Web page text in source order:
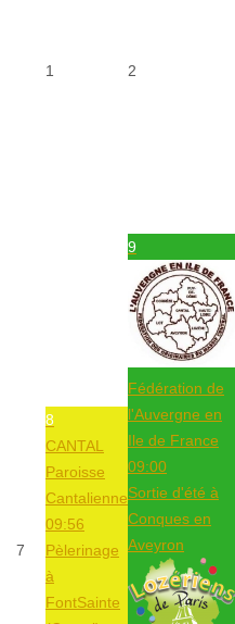
1 2
7
8
CANTAL
Paroisse
Cantalienne
09:56
Pèlerinage
à
FontSainte
9
Fédération de
l'Auvergne en
Ile de France
09:00
Sortie d'été à
Conques en
Aveyron